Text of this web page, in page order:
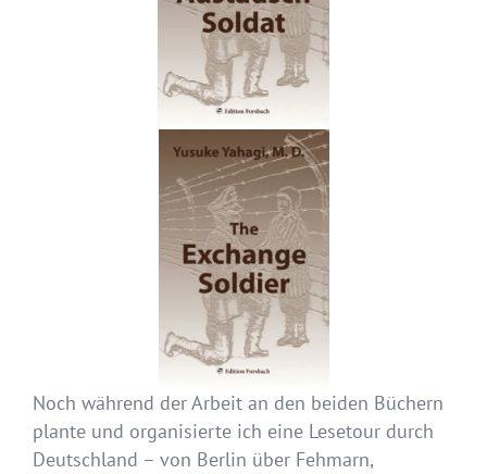
Noch während der Arbeit an den beiden Büchern
plante und organisierte ich eine Lesetour durch
Deutschland – von Berlin über Fehmarn,